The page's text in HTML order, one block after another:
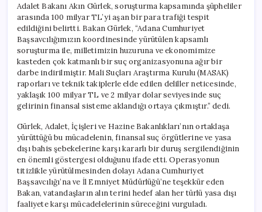
Adalet Bakanı Akın Gürlek, soruşturma kapsamında şüpheliler
arasında 100 milyar TL’yi aşan bir para trafiği tespit
edildiğini belirtti. Bakan Gürlek, “Adana Cumhuriyet
Başsavcılığımızın koordinesinde yürütülen kapsamlı
soruşturma ile, milletimizin huzuruna ve ekonomimize
kasteden çok katmanlı bir suç organizasyonuna ağır bir
darbe indirilmiştir. Mali Suçları Araştırma Kurulu (MASAK)
raporları ve teknik takiplerle elde edilen deliller neticesinde,
yaklaşık 100 milyar TL ve 2 milyar dolar seviyesinde suç
gelirinin finansal sisteme aklandığı ortaya çıkmıştır.” dedi.
Gürlek, Adalet, İçişleri ve Hazine Bakanlıkları’nın ortaklaşa
yürüttüğü bu mücadelenin, finansal suç örgütlerine ve yasa
dışı bahis şebekelerine karşı kararlı bir duruş sergilendiğinin
en önemli göstergesi olduğunu ifade etti. Operasyonun
titizlikle yürütülmesinden dolayı Adana Cumhuriyet
Başsavcılığı’na ve İl Emniyet Müdürlüğü’ne teşekkür eden
Bakan, vatandaşların alın terini hedef alan her türlü yasa dışı
faaliyete karşı mücadelelerinin süreceğini vurguladı.